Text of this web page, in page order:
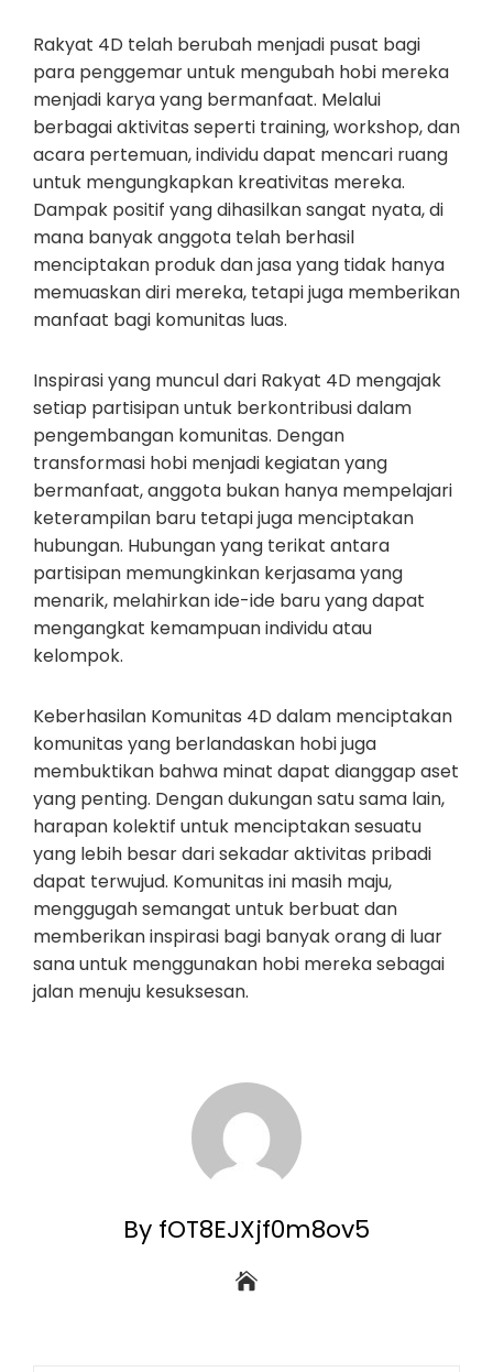
Rakyat 4D telah berubah menjadi pusat bagi
para penggemar untuk mengubah hobi mereka
menjadi karya yang bermanfaat. Melalui
berbagai aktivitas seperti training, workshop, dan
acara pertemuan, individu dapat mencari ruang
untuk mengungkapkan kreativitas mereka.
Dampak positif yang dihasilkan sangat nyata, di
mana banyak anggota telah berhasil
menciptakan produk dan jasa yang tidak hanya
memuaskan diri mereka, tetapi juga memberikan
manfaat bagi komunitas luas.
Inspirasi yang muncul dari Rakyat 4D mengajak
setiap partisipan untuk berkontribusi dalam
pengembangan komunitas. Dengan
transformasi hobi menjadi kegiatan yang
bermanfaat, anggota bukan hanya mempelajari
keterampilan baru tetapi juga menciptakan
hubungan. Hubungan yang terikat antara
partisipan memungkinkan kerjasama yang
menarik, melahirkan ide-ide baru yang dapat
mengangkat kemampuan individu atau
kelompok.
Keberhasilan Komunitas 4D dalam menciptakan
komunitas yang berlandaskan hobi juga
membuktikan bahwa minat dapat dianggap aset
yang penting. Dengan dukungan satu sama lain,
harapan kolektif untuk menciptakan sesuatu
yang lebih besar dari sekadar aktivitas pribadi
dapat terwujud. Komunitas ini masih maju,
menggugah semangat untuk berbuat dan
memberikan inspirasi bagi banyak orang di luar
sana untuk menggunakan hobi mereka sebagai
jalan menuju kesuksesan.
By fOT8EJXjf0m8ov5